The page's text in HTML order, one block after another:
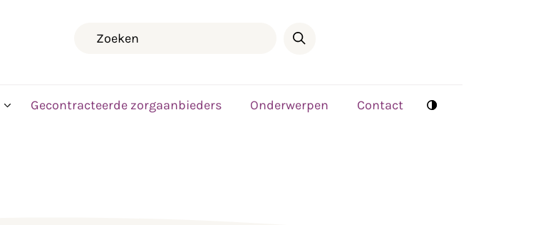
Gecontracteerde zorgaanbieders Onderwerpen Contact